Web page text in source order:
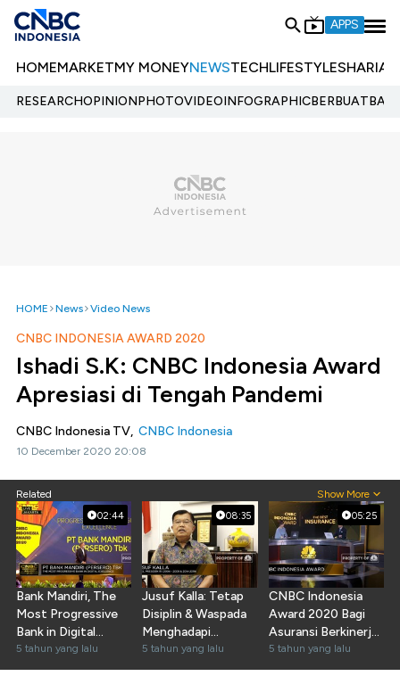
APPS
HOMEMARKETMY MONEYNEWSTECHLIFESTYLESHARIA
RESEARCHOPINIONPHOTOVIDEOINFOGRAPHIC
HOME News Video News
CNBC INDONESIA AWARD 2020
Ishadi S.K: CNBC Indonesia Award
Apresiasi di Tengah Pandemi
CNBC Indonesia TV, CNBC Indonesia
10 December 2020 20:08
Related Show More
02:44
Bank Mandiri, The
Most Progressive
Bank in Digital
Excellence
5 tahun yang lalu
08:35
Jusuf Kalla: Tetap
Disiplin & Waspada
Menghadapi
Pandemi
5 tahun yang lalu
05:25
CNBC Indonesia
Award 2020 Bagi
Asuransi Berkinerja
Baik
5 tahun yang lalu